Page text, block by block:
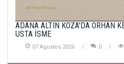
ADANA ALTIN KOZA'DA ORHAN
USTA İSME
07 Agustos 2026 0